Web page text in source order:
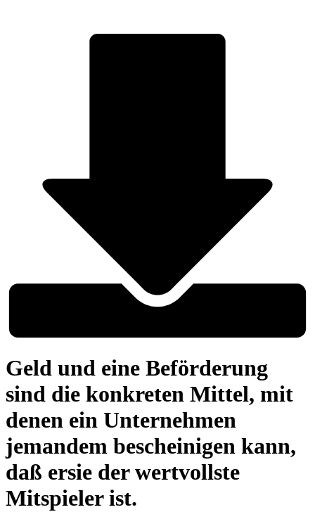
Geld und eine Beförderung
sind die konkreten Mittel, mit
denen ein Unternehmen
jemandem bescheinigen kann,
daß ersie der wertvollste
Mitspieler ist.